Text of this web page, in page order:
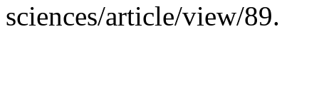
sciences/article/view/89.